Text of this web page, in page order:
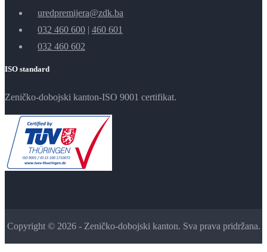
uredpremijera@zdk.ba
032 460 600 | 460 601
032 460 602
ISO standard
Zeničko-dobojski kanton-ISO 9001 certifikat.
Copyright © 2026 - Zeničko-dobojski kanton. Sva prava pridržana.